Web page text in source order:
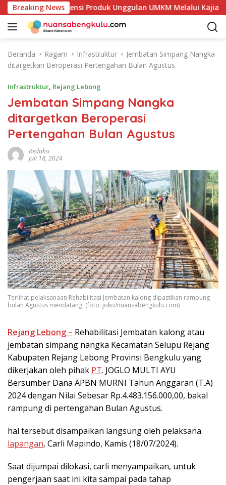
a
Breaking News
Petakan Potensi Produk Unggulan UMKM Melalui Kajian
Beranda Ragam Infrastruktur
Jembatan Simpang Nangka
ditargetkan Beroperasi Pertengahan Bulan Agustus
Infrastruktur, Rejang Lebong
Jembatan Simpang Nangka
ditargetkan Beroperasi
Pertengahan Bulan Agustus
Redaksi
Juli 18, 2024
Terlihat pelaksanaan Rehabilitasi Jembatan kalong dipastikan rampung
bulan Agustus mendatang. (foto: joko/nuansabengkulu.com)
Rejang Lebong – Rehabilitasi Jembatan kalong atau
jembatan simpang nangka Kecamatan Selupu Rejang
Kabupaten Rejang Lebong Provinsi Bengkulu yang
dikerjakan oleh pihak PT. JOGLO MULTI AYU
Bersumber Dana APBN MURNI Tahun Anggaran (T.A)
2024 dengan Nilai Sebesar Rp.4.483.156.000,00, bakal
rampung di pertengahan Bulan Agustus.
hal tersebut disampaikan langsung oleh pelaksana
lapangan, Carli Mapindo, Kamis (18/07/2024).
Saat dijumpai dilokasi, carli menyampaikan, untuk
pengerjaan saat ini kita sampai pada tahap